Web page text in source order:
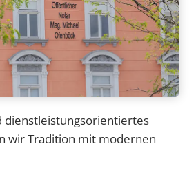
dienstleistungsorientiertes
wir Tradition mit modernen